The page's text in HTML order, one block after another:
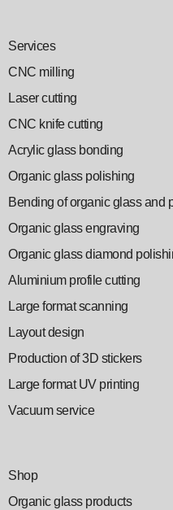
Services
CNC milling
Laser cutting
CNC knife cutting
Acrylic glass bonding
Organic glass polishing
Bending of organic glass and
Organic glass engraving
Organic glass diamond
Aluminium profile cutting
Large format scanning
Layout design
Production of 3D stickers
Large format UV printing
Vacuum service
Shop
Organic glass products